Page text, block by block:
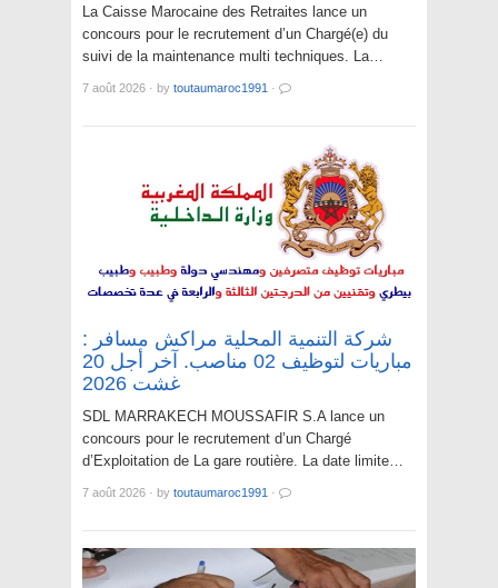
La Caisse Marocaine des Retraites lance un
concours pour le recrutement d’un Chargé(e) du
suivi de la maintenance multi techniques. La…
7 août 2026 · by toutaumaroc1991 ·
شركة التنمية المحلية مراكش مسافر :
مباريات لتوظيف 02 مناصب. آخر أجل 20
غشت 2026
SDL MARRAKECH MOUSSAFIR S.A lance un
concours pour le recrutement d’un Chargé
d’Exploitation de La gare routière. La date limite…
7 août 2026 · by toutaumaroc1991 ·